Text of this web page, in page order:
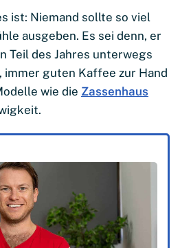
ist: Niemand sollte so viel
ausgeben. Es sei denn, er
Teil des Jahres unterwegs
guten Kaffee zur Hand
wie die Zassenhaus